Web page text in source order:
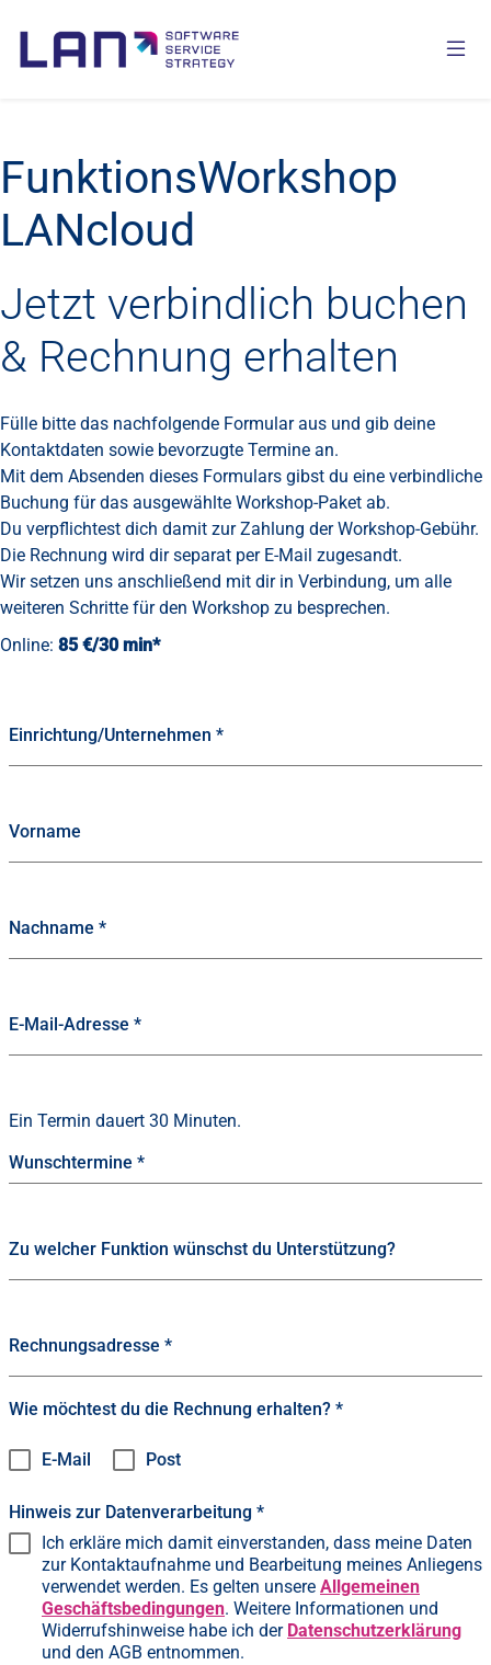
FunktionsWorkshop
LANcloud
Jetzt verbindlich buchen
& Rechnung erhalten
Fülle bitte das nachfolgende Formular aus und gib deine
Kontaktdaten sowie bevorzugte Termine an.
Mit dem Absenden dieses Formulars gibst du eine verbindliche
Buchung für das ausgewählte Workshop-Paket ab.
Du verpflichtest dich damit zur Zahlung der Workshop-Gebühr.
Die Rechnung wird dir separat per E-Mail zugesandt.
Wir setzen uns anschließend mit dir in Verbindung, um alle
weiteren Schritte für den Workshop zu besprechen.
Online: 85 €/30 min*
Einrichtung/Unternehmen *
Vorname
Nachname *
E-Mail-Adresse *
Wunschtermine *
Ein Termin dauert 30 Minuten.
Zu welcher Funktion wünschst du Unterstützung?
Rechnungsadresse *
Wie möchtest du die Rechnung erhalten? *
E-Mail Post
Hinweis zur Datenverarbeitung *
Ich erkläre mich damit einverstanden, dass meine Daten
zur Kontaktaufnahme und Bearbeitung meines Anliegens
verwendet werden. Es gelten unsere Allgemeinen
Geschäftsbedingungen. Weitere Informationen und
Widerrufshinweise habe ich der Datenschutzerklärung
und den AGB entnommen.